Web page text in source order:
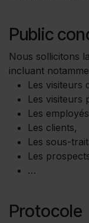
Public
Nous sollicitons
incluant
Les visiteurs
Les visiteurs
Les
Les clients,
Les sous-
Les
…
Protocole